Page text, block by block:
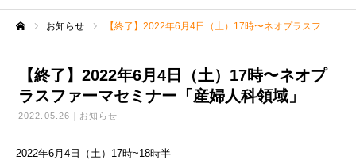
お知らせ 【終了】2022年6月4日（土）17時〜ネオプラスファーマセミナー「産婦人科領域」
【終了】2022年6月4日（土）17時〜ネオプ
ラスファーマセミナー「産婦人科領域」
2022.05.26 お知らせ
2022年6月4日（土）17時~18時半